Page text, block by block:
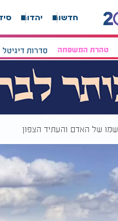
חדשות יהדות
טהרת המשפחה סדרות דיגיטל
שמו של האדם והעתיד הצפון